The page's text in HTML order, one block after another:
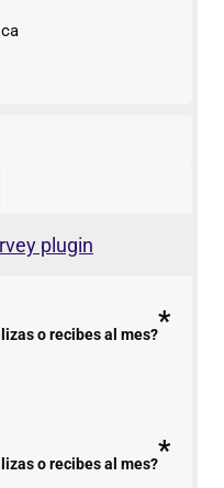
plugin
o recibes al mes?*
o recibes al mes?*